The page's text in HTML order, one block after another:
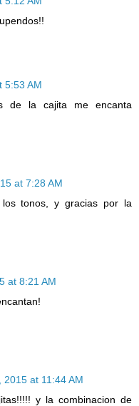
5:53 AM
de la cajita me encanta
at 7:28 AM
tonos, y gracias por la
at 8:21 AM
2015 at 11:44 AM
y la combinacion de